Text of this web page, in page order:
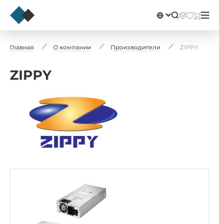
Главная О компании Производители ZIPPY
ZIPPY